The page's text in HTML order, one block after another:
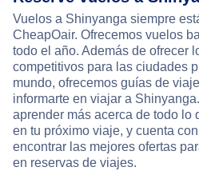
Vuelos a Shinyanga siempre
CheapOair. Ofrecemos vuelos
todo el año. Además de ofrecer
competitivos para las ciudades
mundo, ofrecemos guías de
informarte en viajar a
aprender más acerca de todo lo
en tu próximo viaje, y cuenta
encontrar las mejores ofertas
en reservas de viajes.